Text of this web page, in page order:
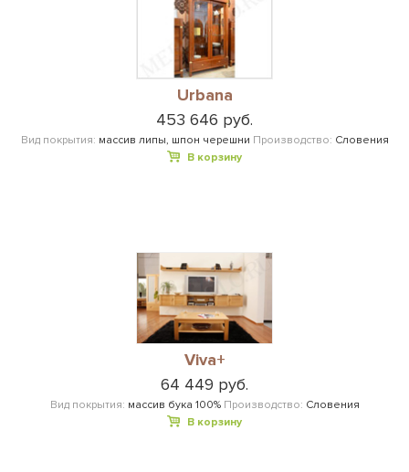
Urbana
453 646 руб.
Вид покрытия: массив липы, шпон черешни Производство: Словения
В корзину
Viva+
64 449 руб.
Вид покрытия: массив бука 100%Производство: Словения
В корзину